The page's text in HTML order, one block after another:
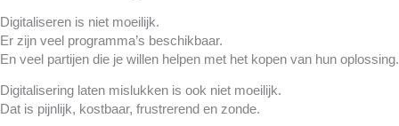
Digitaliseren is niet moeilijk.
Er zijn veel programma’s beschikbaar.
En veel partijen die je willen helpen met het kopen van hun oplossing.
Digitalisering laten mislukken is ook niet moeilijk.
Dat is pijnlijk, kostbaar, frustrerend en zonde.